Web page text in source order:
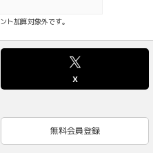
ト加算対象外です。
X
無料会員登録